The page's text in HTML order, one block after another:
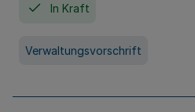
In Kraft
Verwaltungsvorschrift